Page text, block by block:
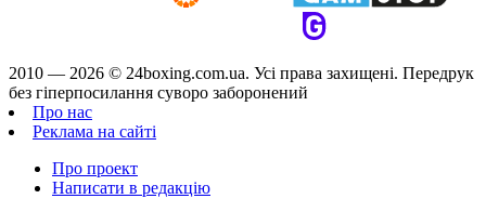
2010 — 2026 © 24boxing.com.ua. Усi права захищенi. Передрук
без гіперпосилання суворо заборонений
Про нас
Реклама на сайті
Про проект
Написати в редакцію